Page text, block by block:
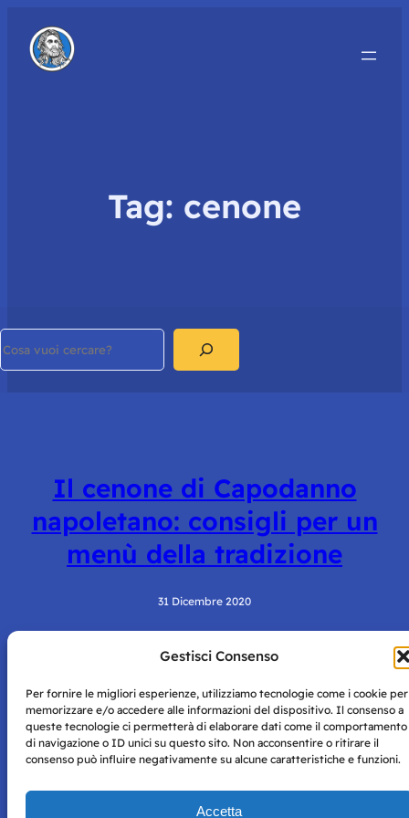
Gestisci Consenso
Per fornire le migliori esperienze, utilizziamo tecnologie come i cookie per
memorizzare e/o accedere alle informazioni del dispositivo. Il consenso a
queste tecnologie ci permetterà di elaborare dati come il comportamento
di navigazione o ID unici su questo sito. Non acconsentire o ritirare il
consenso può influire negativamente su alcune caratteristiche e funzioni.
Accetta
Tag: cenone
Il cenone di Capodanno
napoletano: consigli per un
menù della tradizione
31 Dicembre 2020
Napoli con autorizzazione numero 38 del 25/9/2019.
Tutte le immagini e i contenuti su questo sito sono forniti